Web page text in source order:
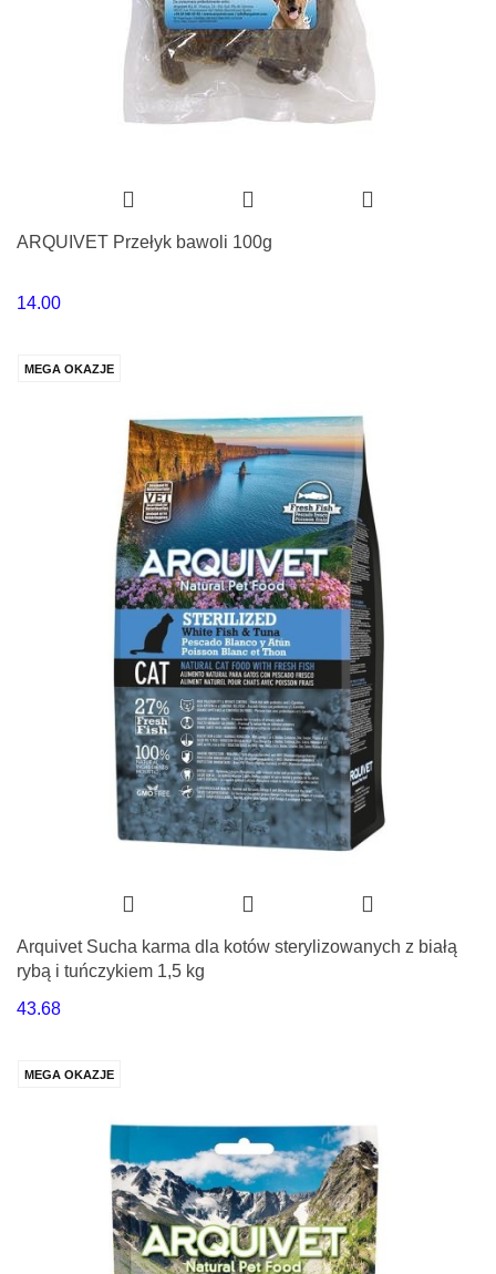
ARQUIVET Przełyk bawoli 100g
14.00
MEGA OKAZJE
Arquivet Sucha karma dla kotów sterylizowanych z białą
rybą i tuńczykiem 1,5 kg
43.68
MEGA OKAZJE